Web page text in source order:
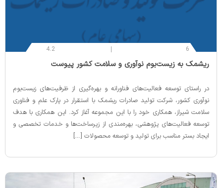
6
4.2
‌ریشمک به زیست‌بوم نوآوری و سلامت کشور پیوست
در راستای توسعه فعالیت‌های فناورانه و بهره‌گیری از ظرفیت‌های زیست‌بوم
نوآوری کشور، شرکت تولید صادرات ریشمک با استقرار در پارک علم و فناوری
سلامت شیراز، همکاری خود را با این مجموعه آغاز کرد. این همکاری با هدف
توسعه فعالیت‌های پژوهشی، بهره‌مندی از زیرساخت‌ها و خدمات تخصصی و
ایجاد بستر مناسب برای تولید و توسعه محصولات […]